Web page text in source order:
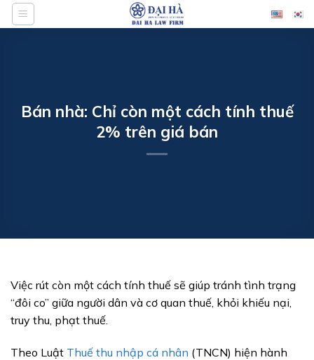
Bỏ
qua
Bán nhà: Chỉ còn một cách tính thuế
2% trên giá bán
Việc rút còn một cách tính thuế sẽ giúp tránh tình trạng
“đôi co” giữa người dân và cơ quan thuế, khỏi khiếu nại,
truy thu, phạt thuế.
Theo Luật Thuế thu nhập cá nhân (TNCN) hiện hành